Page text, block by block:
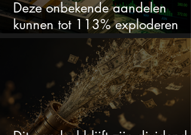
Deze onbekende aandelen
kunnen tot 113% exploderen
(één springt eruit)